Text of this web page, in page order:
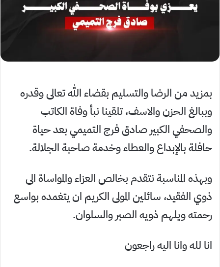
بمزيد من الرضا والتسليم بقضاء الله تعالى وقدره
وببالغ الحزن والاسف، تلقينا نبأ وفاة الكاتب
والصحفي الكبير صادق فرج التميمي بعد حياة
حافلة بالإبداع والعطاء وخدمة صاحبة الجلالة.
وبهذه المناسبة نتقدم بخالص العزاء والمواساة الى
ذوي الفقيد، سائلين المولى الكريم ان يتغمده بواسع
رحمته ويلهم ذويه الصبر والسلوان.
انا لله وانا اليه راجعون